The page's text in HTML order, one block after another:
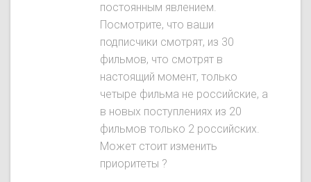
постоянным явлением.
Посмотрите, что ваши
подписчики смотрят, из 30
фильмов, что смотрят в
настоящий момент, только
четыре фильма не российские, а
в новых поступлениях из 20
фильмов только 2 российских.
Может стоит изменить
приоритеты ?